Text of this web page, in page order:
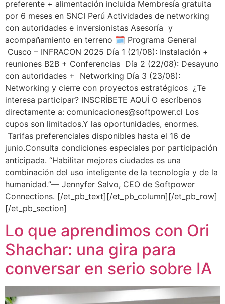
preferente + alimentación incluida Membresía gratuita
por 6 meses en SNCI Perú Actividades de networking
con autoridades e inversionistas Asesoría y
acompañamiento en terreno 🗓️ Programa General
Cusco – INFRACON 2025 Día 1 (21/08): Instalación +
reuniones B2B + Conferencias Día 2 (22/08): Desayuno
con autoridades + Networking Día 3 (23/08):
Networking y cierre con proyectos estratégicos ¿Te
interesa participar? INSCRÍBETE AQUÍ O escríbenos
directamente a: comunicaciones@softpower.cl Los
cupos son limitados.Y las oportunidades, enormes.
Tarifas preferenciales disponibles hasta el 16 de
junio.Consulta condiciones especiales por participación
anticipada. “Habilitar mejores ciudades es una
combinación del uso inteligente de la tecnología y de la
humanidad.”— Jennyfer Salvo, CEO de Softpower
Connections. [/et_pb_text][/et_pb_column][/et_pb_row]
[/et_pb_section]
Lo que aprendimos con Ori
Shachar: una gira para
conversar en serio sobre IA